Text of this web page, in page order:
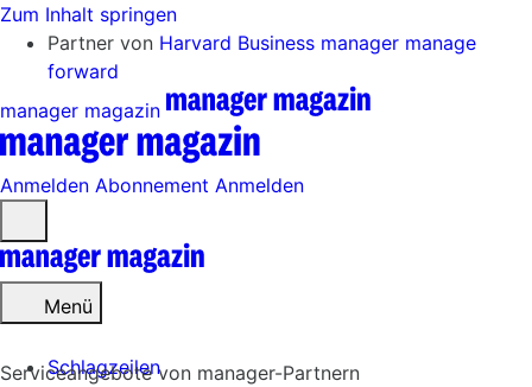
Zum Inhalt springen
Partner von Harvard Business manager manage
forward
manager magazin
Anmelden Abonnement Anmelden
öffnen
Menü
Schlagzeilen
Serviceangebote von manager-Partnern